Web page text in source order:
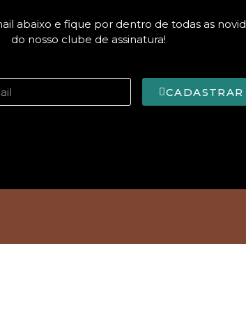
abaixo e fique por dentro de todas as
do nosso clube de assinatura!
CADASTRAR